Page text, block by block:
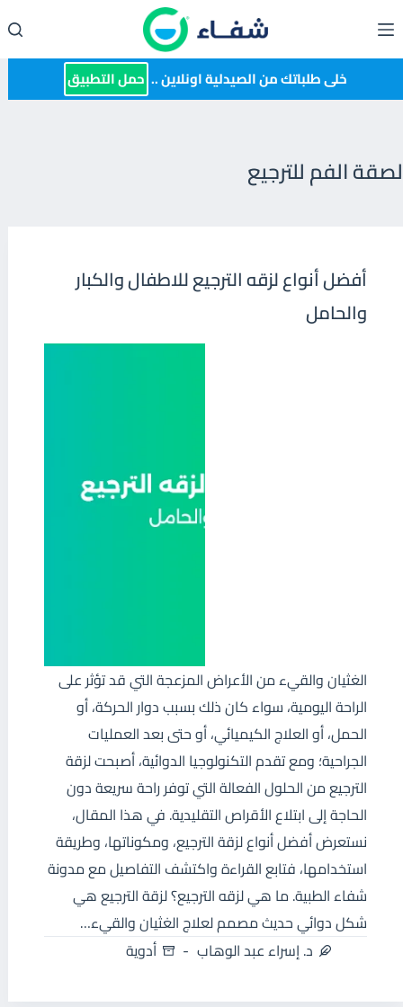
إلى
المحتوى خلى طلباتك من الصيدلية اونلاين .. حمل التطبيق
لصقة الفم للترجيع
أفضل أنواع لزقه الترجيع للاطفال والكبار
والحامل
الغثيان والقيء من الأعراض المزعجة التي قد تؤثر على
الراحة اليومية، سواء كان ذلك بسبب دوار الحركة، أو
الحمل، أو العلاج الكيميائي، أو حتى بعد العمليات
الجراحية؛ ومع تقدم التكنولوجيا الدوائية، أصبحت لزقة
الترجيع من الحلول الفعالة التي توفر راحة سريعة دون
الحاجة إلى ابتلاع الأقراص التقليدية. في هذا المقال،
نستعرض أفضل أنواع لزقة الترجيع، ومكوناتها، وطريقة
استخدامها، فتابع القراءة واكتشف التفاصيل مع مدونة
شفاء الطبية. ما هي لزقه الترجيع؟ لزقة الترجيع هي
شكل دوائي حديث مصمم لعلاج الغثيان والقيء…
د. إسراء عبد الوهاب
أدوية